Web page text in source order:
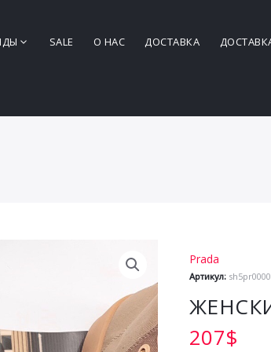
SALE О НАС ДОСТАВКА
Артикул:
207$
Prada